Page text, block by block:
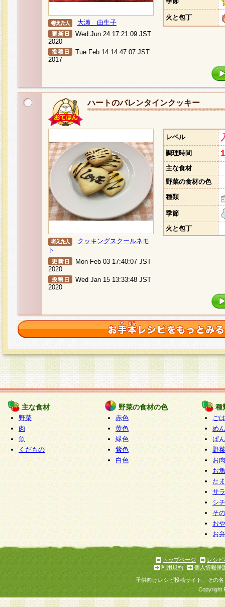
大瀬 由生子
Wed Jun 24 17:21:09 JST
2020
Tue Feb 14 14:47:07 JST
2017
火と包丁
ハートのバレンタインクッキー
クッキングスクールネモ
ト
Mon Feb 03 17:40:07 JST
2020
Wed Jan 15 13:33:48 JST
2020
レベル
調理時間
主な食材
野菜の食材の色
種類
季節
火と包丁
主な食材
野菜
肉
魚
くだもの
野菜の食材の色
赤色
黄色
緑色
紫色
白色
種
ご
めん
ぱん
野
お
お
た
サ
シ
そ
お
お
トップページ
レシピ
利用規約
個人情報保
子供向けレシピ投稿サイト、その
Copyright